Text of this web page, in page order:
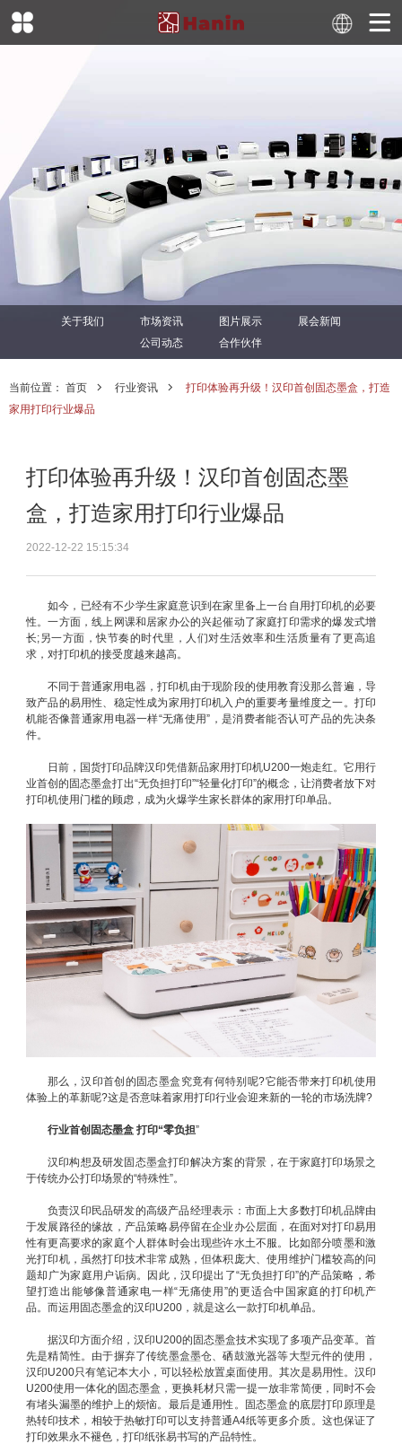
关于我们 市场资讯 图片展示
展会新闻
公司动态
合作伙伴
当前位置： 首页 行业资讯
打印体验再升级！汉印首创固态墨盒，打造
家用打印行业爆品
打印体验再升级！汉印首创固态墨
盒，打造家用打印行业爆品
2022-12-22 15:15:34
如今，已经有不少学生家庭意识到在家里备上一台自用打印机的必要
性。一方面，线上网课和居家办公的兴起催动了家庭打印需求的爆发式增
长;另一方面，快节奏的时代里，人们对生活效率和生活质量有了更高追
求，对打印机的接受度越来越高。
不同于普通家用电器，打印机由于现阶段的使用教育没那么普遍，导
致产品的易用性、稳定性成为家用打印机入户的重要考量维度之一。打印
机能否像普通家用电器一样“无痛使用”，是消费者能否认可产品的先决条
件。
日前，国货打印品牌汉印凭借新品家用打印机U200一炮走红。它用行
业首创的固态墨盒打出“无负担打印”“轻量化打印”的概念，让消费者放下对
打印机使用门槛的顾虑，成为火爆学生家长群体的家用打印单品。
那么，汉印首创的固态墨盒究竟有何特别呢?它能否带来打印机使用
体验上的革新呢?这是否意味着家用打印行业会迎来新的一轮的市场洗牌?
行业首创固态墨盒 打印“零负担”
汉印构想及研发固态墨盒打印解决方案的背景，在于家庭打印场景之
于传统办公打印场景的“特殊性”。
负责汉印民品研发的高级产品经理表示：市面上大多数打印机品牌由
于发展路径的缘故，产品策略易停留在企业办公层面，在面对对打印易用
性有更高要求的家庭个人群体时会出现些许水土不服。比如部分喷墨和激
光打印机，虽然打印技术非常成熟，但体积庞大、使用维护门槛较高的问
题却广为家庭用户诟病。因此，汉印提出了“无负担打印”的产品策略，希
望打造出能够像普通家电一样“无痛使用”的更适合中国家庭的打印机产
品。而运用固态墨盒的汉印U200，就是这么一款打印机单品。
据汉印方面介绍，汉印U200的固态墨盒技术实现了多项产品变革。首
先是精简性。由于摒弃了传统墨盒墨仓、硒鼓激光器等大型元件的使用，
汉印U200只有笔记本大小，可以轻松放置桌面使用。其次是易用性。汉印
U200使用一体化的固态墨盒，更换耗材只需一提一放非常简便，同时不会
有堵头漏墨的维护上的烦恼。最后是通用性。固态墨盒的底层打印原理是
热转印技术，相较于热敏打印可以支持普通A4纸等更多介质。这也保证了
打印效果永不褪色，打印纸张易书写的产品特性。